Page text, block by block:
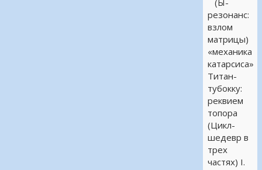
резонанс:
взлом
матрицы)
«механика
катарсиса»
Титан-
тубокку:
реквием
топора
(Цикл-
шедевр в
трех
частях) I.